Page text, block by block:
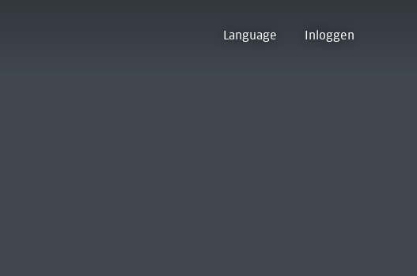
Language Inloggen